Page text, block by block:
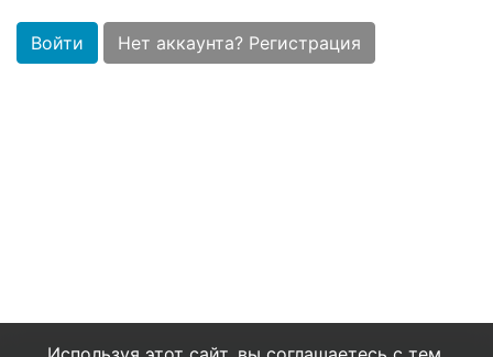
Войти Нет аккаунта? Регистрация